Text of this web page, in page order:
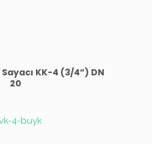
KK-4 (3/4”) DN
20